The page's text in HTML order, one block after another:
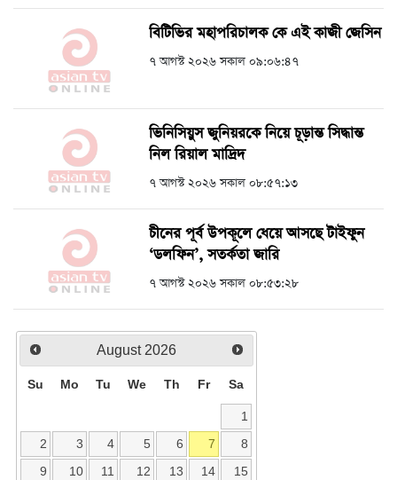
বিটিভির মহাপরিচালক কে এই কাজী জেসিন
৭ আগস্ট ২০২৬ সকাল ০৯:০৬:৪৭
ভিনিসিয়ুস জুনিয়রকে নিয়ে চূড়ান্ত সিদ্ধান্ত
নিল রিয়াল মাদ্রিদ
৭ আগস্ট ২০২৬ সকাল ০৮:৫৭:১৩
চীনের পূর্ব উপকূলে ধেয়ে আসছে টাইফুন
‘ডলফিন’, সতর্কতা জারি
৭ আগস্ট ২০২৬ সকাল ০৮:৫৩:২৮
August 2026
Su Mo Tu We Th Fr Sa
1
2
3 4 5 6 7
8
9
10 11 12 13 14
15